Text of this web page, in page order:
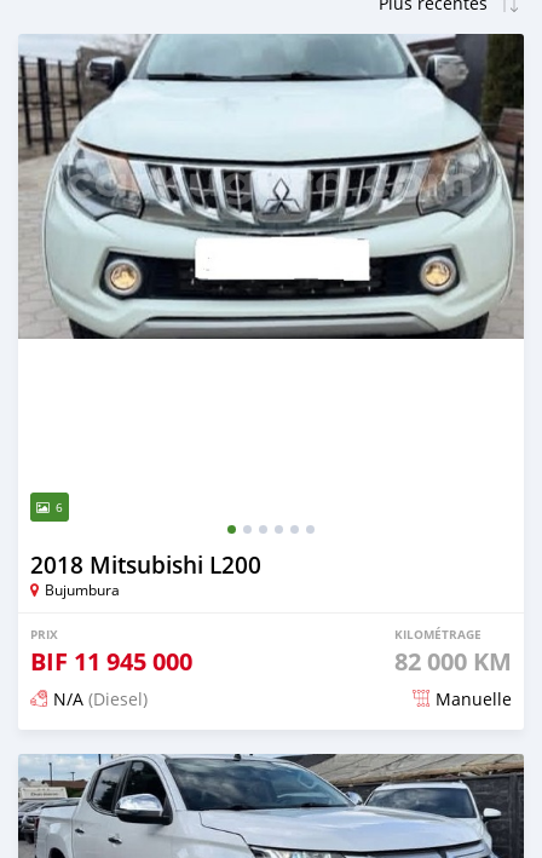
6
2018 Mitsubishi L200
Bujumbura
PRIX
BIF 11 945 000
KILOMÉTRAGE
82 000 KM
N/A (Diesel) Manuelle
Publié il y a 3 mois